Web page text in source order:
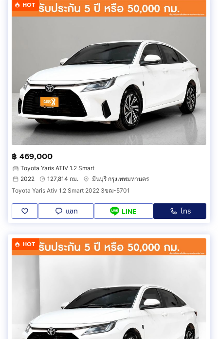
HOT
฿ 469,000
Toyota Yaris ATIV 1.2 Smart
2022
127,814 กม.
มีนบุรี กรุงเทพมหานคร
Toyota Yaris Ativ 1.2 Smart 2022 3ขฌ-5701
แชท LINE โทร
HOT